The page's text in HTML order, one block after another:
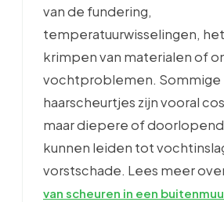
van de fundering,
temperatuurwisselingen,
krimpen van materialen of
vochtproblemen. Sommige
haarscheurtjes zijn vooral
maar diepere of
kunnen leiden tot
vorstschade. Lees meer
van scheuren in een